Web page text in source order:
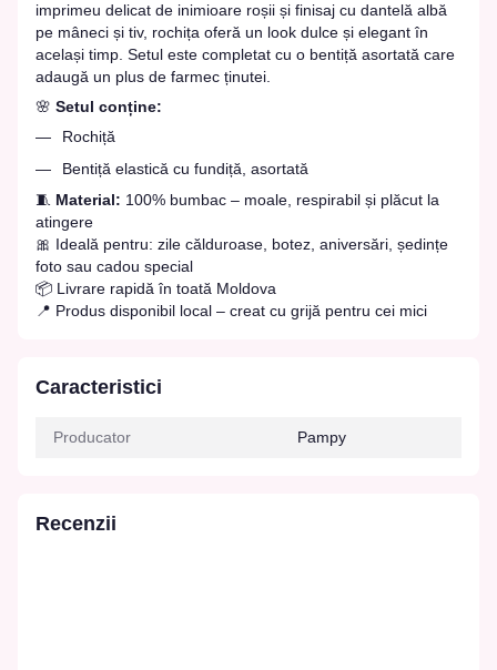
imprimeu delicat de inimioare roșii și finisaj cu dantelă albă
pe mâneci și tiv, rochița oferă un look dulce și elegant în
același timp. Setul este completat cu o bentiță asortată care
adaugă un plus de farmec ținutei.
🌸 Setul conține:
Rochiță
Bentiță elastică cu fundiță, asortată
🧵 Material: 100% bumbac – moale, respirabil și plăcut la
atingere
🎀 Ideală pentru: zile călduroase, botez, aniversări, ședințe
foto sau cadou special
📦 Livrare rapidă în toată Moldova
📍 Produs disponibil local – creat cu grijă pentru cei mici
Caracteristici
Producator Pampy
Recenzii